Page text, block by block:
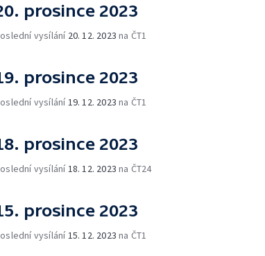
prosince 2023
vysílání 20. 12. 2023 na ČT1
prosince 2023
vysílání 19. 12. 2023 na ČT1
prosince 2023
vysílání 18. 12. 2023 na ČT24
prosince 2023
vysílání 15. 12. 2023 na ČT1